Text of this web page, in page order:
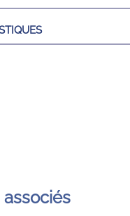
associés